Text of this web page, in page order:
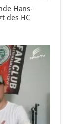
Hans-
des HC